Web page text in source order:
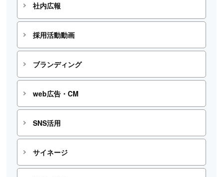
社内広報
採用活動動画
ブランディング
web広告・CM
SNS活用
サイネージ